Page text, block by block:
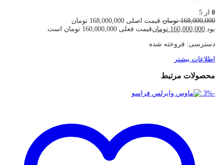
0 از 5
168,000,000 تومان
قیمت اصلی 168,000,000 تومان
بود. 160,000,000 تومانقیمت فعلی 160,000,000 تومان است.
دسترسی: فروخته شده
اطلاعات بیشتر
محصولات مرتبط
-
3%